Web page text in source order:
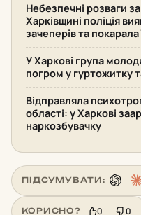
Небезпечні розваги
Харківщині поліція
зачеперів та покарала
У Харкові група
погром у гуртожитку
Відправляла
області: у Харкові
наркозбувачку
ПІДСУМУВАТИ:
КОРИСНО? 0 0